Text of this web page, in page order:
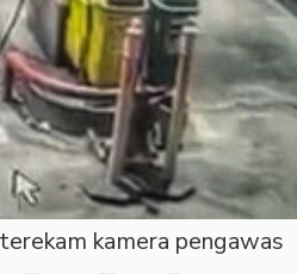
kamera pengawas